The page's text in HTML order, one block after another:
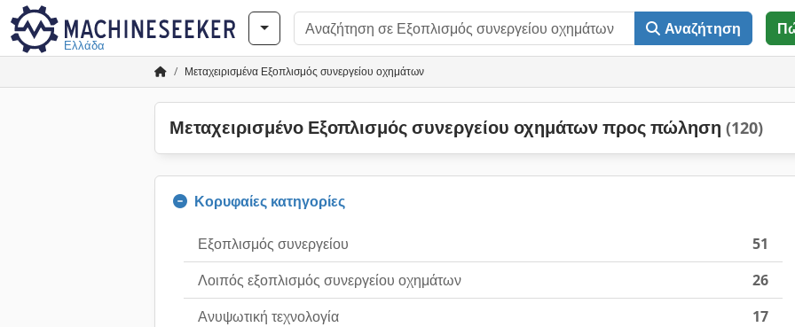
Ελλάδα
Αναζήτηση
Μεταχειρισμένα Εξοπλισμός συνεργείου οχημάτων
Μεταχειρισμένο Εξοπλισμός συνεργείου οχημάτων προς πώληση (120)
Κορυφαίες κατηγορίες
Εξοπλισμός συνεργείου
51
Λοιπός εξοπλισμός συνεργείου οχημάτων
26
Ανυψωτική τεχνολογία
17